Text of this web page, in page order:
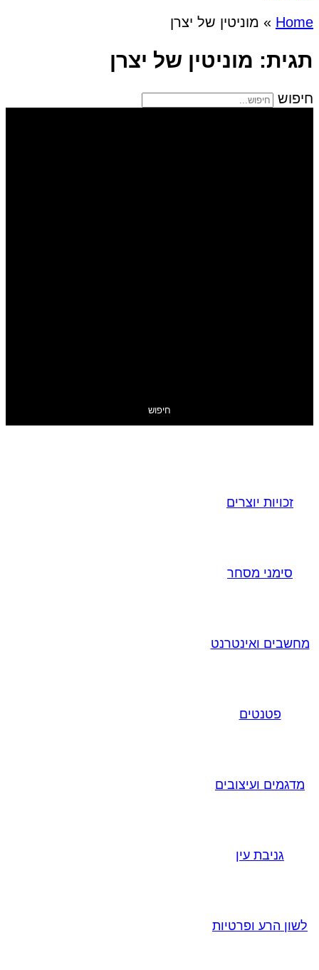
Home
» מוניטין של יצרן
תגית: מוניטין של יצרן
חיפוש
חיפוש
זכויות יוצרים
סימני מסחר
מחשבים ואינטרנט
פטנטים
מדגמים ועיצובים
גניבת עין
לשון הרע ופרטיות